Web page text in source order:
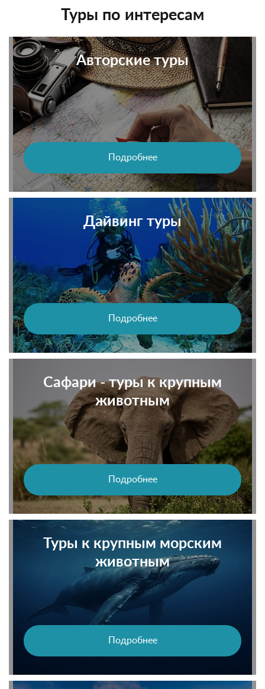
Туры по интересам
Авторские туры
Подробнее
Дайвинг туры
Подробнее
Сафари - туры к крупным
животным
Подробнее
Туры к крупным морским
животным
Подробнее